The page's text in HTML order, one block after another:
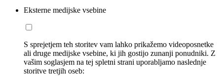
Eksterne medijske vsebine
S sprejetjem teh storitev vam lahko prikažemo videoposnetke
ali druge medijske vsebine, ki jih gostijo zunanji ponudniki. Z
vašim soglasjem na tej spletni strani uporabljamo naslednje
storitve tretjih oseb: